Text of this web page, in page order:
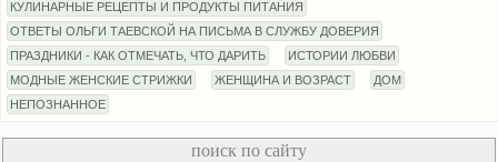
КУЛИНАРНЫЕ РЕЦЕПТЫ И ПРОДУКТЫ ПИТАНИЯ
ОТВЕТЫ ОЛЬГИ ТАЕВСКОЙ НА ПИСЬМА В СЛУЖБУ ДОВЕРИЯ
ПРАЗДНИКИ - КАК ОТМЕЧАТЬ, ЧТО ДАРИТЬ
ИСТОРИИ ЛЮБВИ
МОДНЫЕ ЖЕНСКИЕ СТРИЖКИ
ЖЕНЩИНА И ВОЗРАСТ
ДОМ
НЕПОЗНАННОЕ